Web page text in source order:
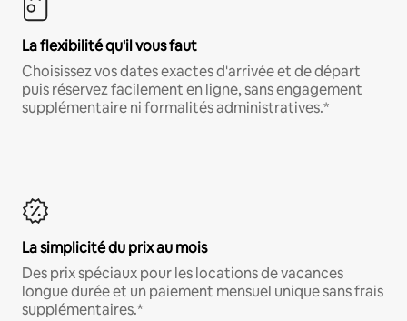
La flexibilité qu'il vous faut
Choisissez vos dates exactes d'arrivée et de départ
puis réservez facilement en ligne, sans engagement
supplémentaire ni formalités administratives.*
La simplicité du prix au mois
Des prix spéciaux pour les locations de vacances
longue durée et un paiement mensuel unique sans frais
supplémentaires.*